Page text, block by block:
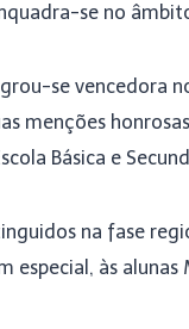
se no
se vencedora
menções
Básica e
na fase
especial, às